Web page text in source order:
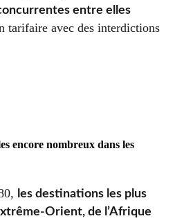
entre elles
tarifaire avec des interdictions
encore nombreux dans les
les destinations les plus
Orient, de l’Afrique